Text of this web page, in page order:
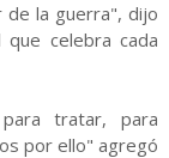
la guerra", dijo
celebra cada
tratar, para
por ello" agregó